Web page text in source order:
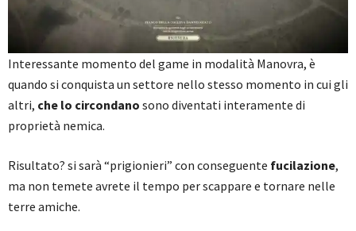
Interessante momento del game in modalità Manovra, è
quando si conquista un settore nello stesso momento in cui gli
altri, che lo circondano sono diventati interamente di
proprietà nemica.
Risultato? si sarà “prigionieri” con conseguente fucilazione,
ma non temete avrete il tempo per scappare e tornare nelle
terre amiche.